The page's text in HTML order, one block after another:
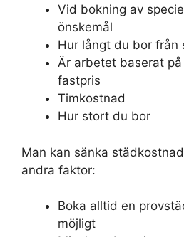
Vid bokning av
önskemål
Hur långt du bor från
Är arbetet baserat
fastpris
Timkostnad
Hur stort du bor
Man kan sänka
andra faktor:
Boka alltid en
möjligt